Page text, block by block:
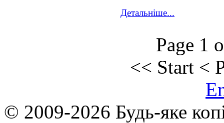
Детальніше...
Page 1
<< Start <
© 2009-2026 Будь-яке